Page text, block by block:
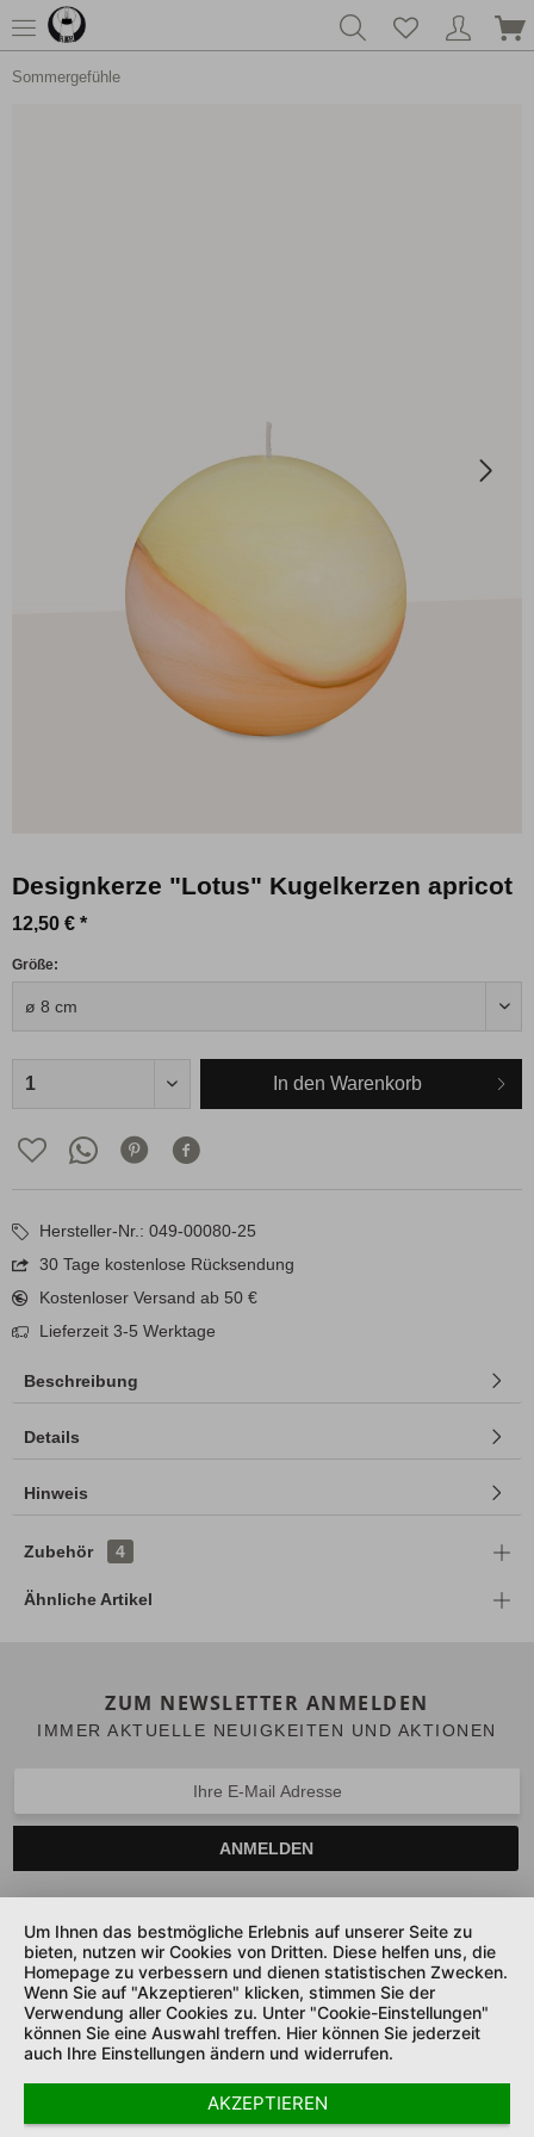
Sommergefühle
Designkerze "Lotus" Kugelkerzen apricot
12,50 € *
Größe:
In den Warenkorb
Hersteller-Nr.: 049-00080-25
30 Tage kostenlose Rücksendung
Kostenloser Versand ab 50 €
Lieferzeit 3-5 Werktage
Beschreibung
Details
Hinweis
Zubehör 4
Ähnliche Artikel
ZUM NEWSLETTER ANMELDEN
IMMER AKTUELLE NEUIGKEITEN UND AKTIONEN
ANMELDEN
SERVICE HOTLINE
UNTERNEHMEN
SHOP SERVICE
SICHER ZAHLEN UND LIEFERN
Um Ihnen das bestmögliche Erlebnis auf unserer Seite zu
bieten, nutzen wir Cookies von Dritten. Diese helfen uns, die
Homepage zu verbessern und dienen statistischen Zwecken.
Wenn Sie auf "Akzeptieren" klicken, stimmen Sie der
Verwendung aller Cookies zu. Unter "Cookie-Einstellungen"
können Sie eine Auswahl treffen. Hier können Sie jederzeit
auch Ihre Einstellungen ändern und widerrufen.
AKZEPTIEREN